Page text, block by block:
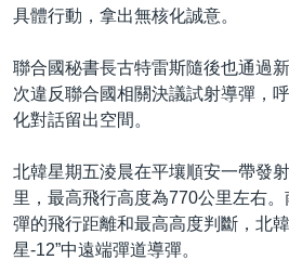
具體行動，拿出無核化誠意。
聯合國秘書長古特雷斯隨後也通過
次違反聯合國相關決議試射導彈，
化對話留出空間。
北韓星期五淩晨在平壤順安一帶發
里，最高飛行高度為770公里左右
彈的飛行距離和最高高度判斷，北
星-12”中遠端彈道導彈。